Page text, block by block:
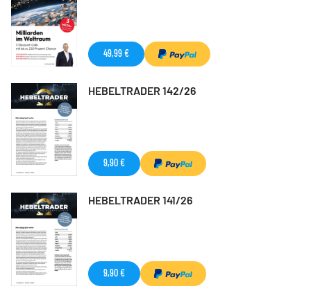
49,99 €
HEBELTRADER 142/26
9,90 €
HEBELTRADER 141/26
9,90 €